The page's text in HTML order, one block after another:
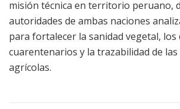
misión técnica en territorio peruano,
autoridades de ambas naciones
para fortalecer la sanidad vegetal, los
cuarentenarios y la trazabilidad de
agrícolas.